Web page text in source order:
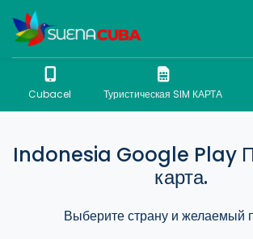
Cubacel Туристическая SIM КАРТА
Indonesia Google Play
карта.
Выберите страну и желаемый